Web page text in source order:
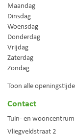
Maandag
Dinsdag
Woensdag
Donderdag
Vrijdag
Zaterdag
Zondag
Toon alle
Contact
Tuin- en
Vliegveldstraat 2